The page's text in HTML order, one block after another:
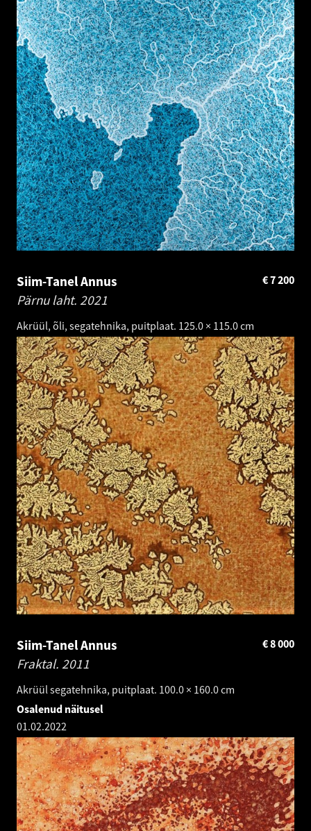
Siim-Tanel Annus
Pärnu laht. 2021
Akrüül, õli, segatehnika, puitplaat. 125.0 × 115.0 cm
7 200
€
Siim-Tanel Annus
Fraktal. 2011
Akrüül segatehnika, puitplaat. 100.0 × 160.0 cm
8 000
€
Osalenud näitusel
01.02.2022